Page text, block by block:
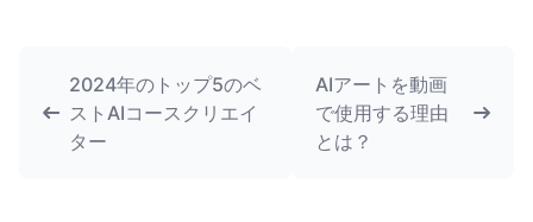
2024年のトップ5のベ
ストAIコースクリエイ
ター
AIアートを動画
で使用する理由
とは？